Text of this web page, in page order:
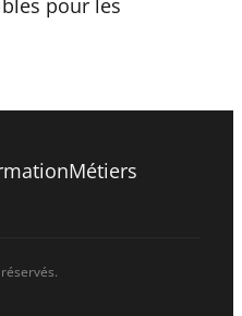
pour les
Métiers